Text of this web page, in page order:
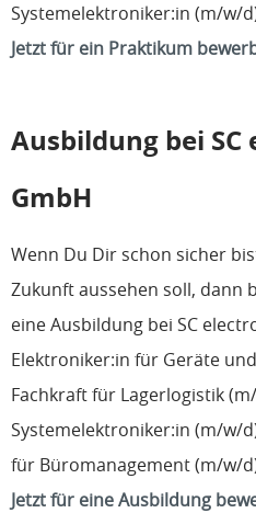
Systemelektroniker:in (m/w/
Jetzt für ein Praktikum
Ausbildung bei
GmbH
Wenn Du Dir schon sicher
Zukunft aussehen soll, dann
eine Ausbildung bei SC
Elektroniker:in für Geräte
Fachkraft für Lagerlogistik
Systemelektroniker:in (m/w/
für Büromanagement (m/w/
Jetzt für eine Ausbildung